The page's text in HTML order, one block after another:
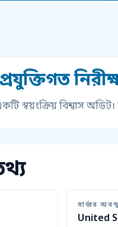
স্বয়ংক্রিয় বিশ্বাস
সার্ভার
United